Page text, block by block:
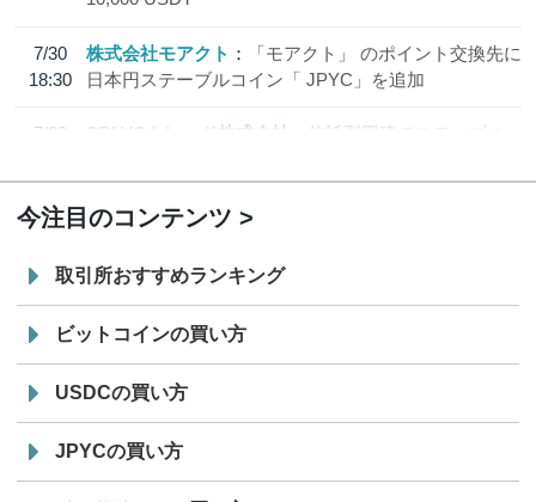
7/30
18:30
株式会社モアクト
「モアクト」 のポイント交換先に
日本円ステーブルコイン「 JPYC」を追加
7/29
SBI VCトレード株式会社
信託型円建てステーブル
今注目のコンテンツ
取引所おすすめランキング
ビットコインの買い方
USDCの買い方
JPYCの買い方